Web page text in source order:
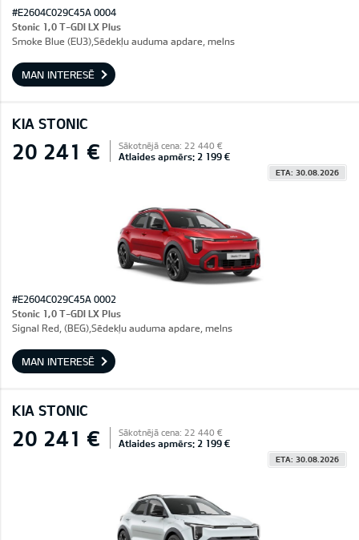
#E2604C029C45A 0004
Stonic 1,0 T-GDI LX Plus
Smoke Blue (EU3),Sēdekļu auduma apdare, melns
MAN INTERESĒ
KIA STONIC
20 241 € Sākotnējā cena: 22 440 €
Atlaides apmērs: 2 199 €
ETA: 30.08.2026
#E2604C029C45A 0002
Stonic 1,0 T-GDI LX Plus
Signal Red, (BEG),Sēdekļu auduma apdare, melns
MAN INTERESĒ
KIA STONIC
20 241 € Sākotnējā cena: 22 440 €
Atlaides apmērs: 2 199 €
ETA: 30.08.2026